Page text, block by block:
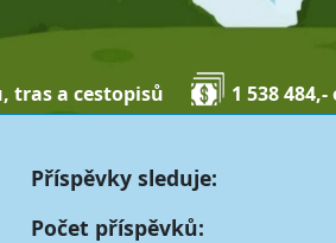
tras a cestopisů 1 538
Příspěvky sleduje:
Počet příspěvků: